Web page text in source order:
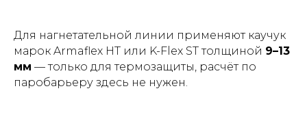
Для нагнетательной линии применяют каучук
марок Armaflex HT или K-Flex ST толщиной 9–13
мм — только для термозащиты, расчёт по
паробарьеру здесь не нужен.